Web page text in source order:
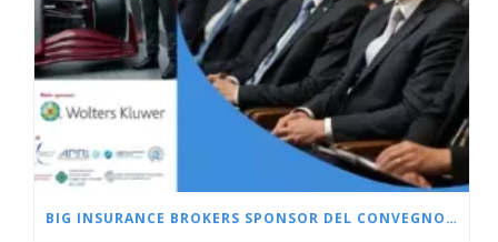
BIG INSURANCE BROKERS SPONSOR DEL CONVEGNO L’OFFICINA DELLA CRISI, 9 LUGLIO 2026